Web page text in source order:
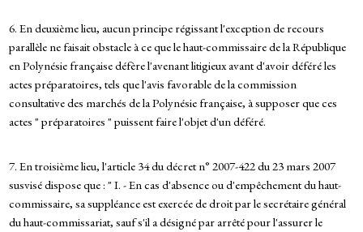
6. En deuxième lieu, aucun principe régissant l'exception de recours
parallèle ne faisait obstacle à ce que le haut-commissaire de la République
en Polynésie française défère l'avenant litigieux avant d'avoir déféré les
actes préparatoires, tels que l'avis favorable de la commission
consultative des marchés de la Polynésie française, à supposer que ces
actes " préparatoires " puissent faire l'objet d'un déféré.
7. En troisième lieu, l'article 34 du décret n° 2007-422 du 23 mars 2007
susvisé dispose que : " I. - En cas d'absence ou d'empêchement du haut-
commissaire, sa suppléance est exercée de droit par le secrétaire général
du haut-commissariat, sauf s'il a désigné par arrêté pour l'assurer le